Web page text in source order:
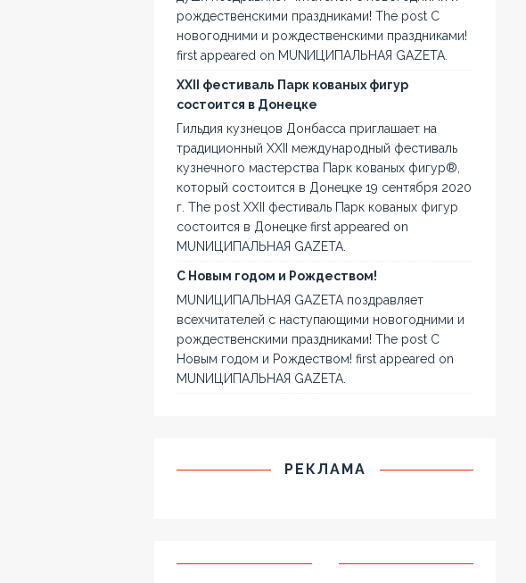
рождественскими праздниками! The post С
новогодними и рождественскими праздниками!
first appeared on MUNИЦИПАЛЬНАЯ GAZЕТА.
XXII фестиваль Парк кованых фигур
состоится в Донецке
Гильдия кузнецов Донбасса приглашает на
традиционный XXII международный фестиваль
кузнечного мастерства Парк кованых фигур®,
который состоится в Донецке 19 сентября 2020
г. The post XXII фестиваль Парк кованых фигур
состоится в Донецке first appeared on
MUNИЦИПАЛЬНАЯ GAZЕТА.
С Новым годом и Рождеством!
MUNИЦИПАЛЬНАЯ GAZЕТА поздравляет
всехчитателей с наступающими новогодними и
рождественскими праздниками! The post С
Новым годом и Рождеством! first appeared on
MUNИЦИПАЛЬНАЯ GAZЕТА.
РЕКЛАМА